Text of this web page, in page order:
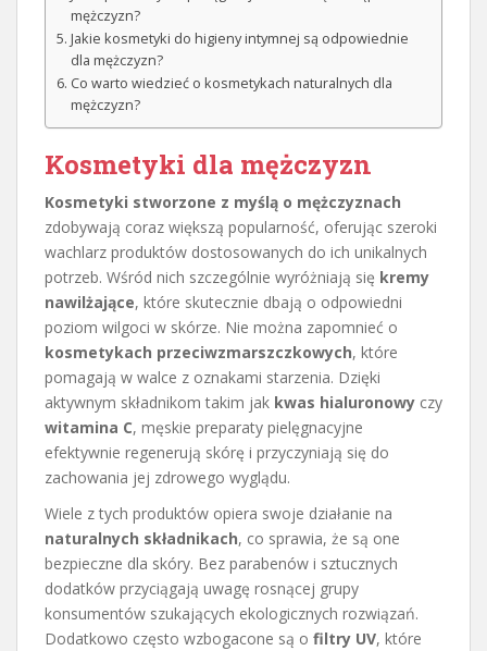
mężczyzn?
Jakie kosmetyki do higieny intymnej są odpowiednie
dla mężczyzn?
Co warto wiedzieć o kosmetykach naturalnych dla
mężczyzn?
Kosmetyki dla mężczyzn
Kosmetyki stworzone z myślą o mężczyznach
zdobywają coraz większą popularność, oferując szeroki
wachlarz produktów dostosowanych do ich unikalnych
potrzeb. Wśród nich szczególnie wyróżniają się kremy
nawilżające, które skutecznie dbają o odpowiedni
poziom wilgoci w skórze. Nie można zapomnieć o
kosmetykach przeciwzmarszczkowych, które
pomagają w walce z oznakami starzenia. Dzięki
aktywnym składnikom takim jak kwas hialuronowy czy
witamina C, męskie preparaty pielęgnacyjne
efektywnie regenerują skórę i przyczyniają się do
zachowania jej zdrowego wyglądu.
Wiele z tych produktów opiera swoje działanie na
naturalnych składnikach, co sprawia, że są one
bezpieczne dla skóry. Bez parabenów i sztucznych
dodatków przyciągają uwagę rosnącej grupy
konsumentów szukających ekologicznych rozwiązań.
Dodatkowo często wzbogacone są o filtry UV, które